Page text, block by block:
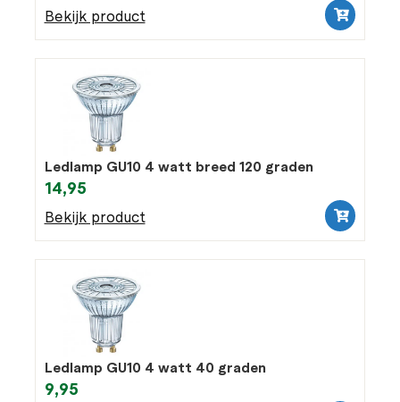
Bekijk product
Ledlamp GU10 4 watt breed 120 graden
14,95
Bekijk product
Ledlamp GU10 4 watt 40 graden
9,95